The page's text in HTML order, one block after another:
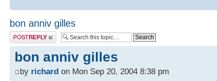
bon anniv gilles
Post a reply
bon anniv gilles
by richard on Mon Sep 20, 2004 8:38 pm